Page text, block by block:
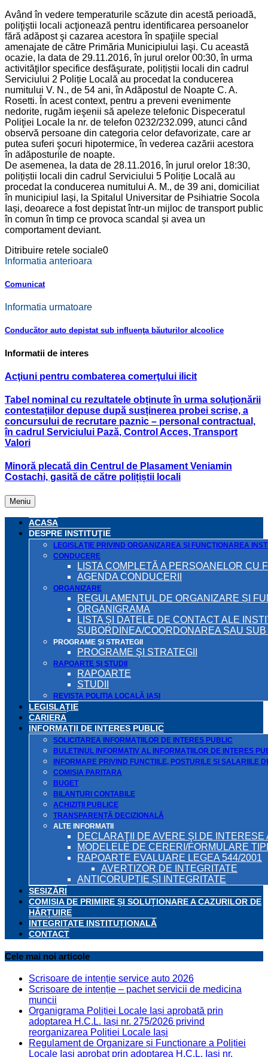
Având în vedere temperaturile scăzute din acestă perioadă,
poliţiştii locali acţionează pentru identificarea persoanelor
fără adăpost şi cazarea acestora în spaţiile special
amenajate de către Primăria Municipiului Iaşi. Cu această
ocazie, la data de 29.11.2016, în jurul orelor 00:30, în urma
activităţilor specifice desfăşurate, polițiștii locali din cadrul
Serviciului 2 Poliție Locală au procedat la conducerea
numitului V. N., de 54 ani, în Adăpostul de Noapte C. A.
Rosetti. În acest context, pentru a preveni evenimente
nedorite, rugăm ieşenii să apeleze telefonic Dispeceratul
Poliţiei Locale la nr. de telefon 0232/232.099, atunci când
observă persoane din categoria celor defavorizate, care ar
putea suferi şocuri hipotermice, în vederea cazării acestora
în adăposturile de noapte.
De asemenea, la data de 28.11.2016, în jurul orelor 18:30,
polițiștii locali din cadrul Serviciului 5 Poliție Locală au
procedat la conducerea numitului A. M., de 39 ani, domiciliat
în municipiul Iași, la Spitalul Universitar de Psihiatrie Socola
Iași, deoarece a fost depistat într-un mijloc de transport public
în comun în timp ce provoca scandal și avea un
comportament deviant.
Ditribuire retele sociale0
Informatia anterioara
Comunicat
Informatia urmatoare
Conducător auto depistat sub influenţa băuturilor alcoolice
Informatii de interes
Acţiuni pentru combaterea comerţului ilicit
Tabel nominal cu rezultatele obținute în urma soluționării
contestațiilor depuse după susținerea probei scrise, a
concursului de recrutare paznic – personal contractual,
în cadrul Serviciului Pază, Control Acces, Transport
Valori
Minoră plecată din Centrul de Plasament Veniamin
Costachi, gasită de către polițiștii locali
Meniu
ACASA
DESPRE INSTITUŢIE
LEGISLAŢIE PRIVIND ORGANIZAREA ŞI FUNCŢIONAREA
CONDUCERE
LISTA COMPLETĂ A PERSOANELOR CU
AGENDA CONDUCERII
ORGANIZARE
REGULAMENTUL DE ORGANIZARE ȘI
ORGANIGRAMA
LISTA ŞI DATELE DE CONTACT ALE
SUBORDINEA/COORDONAREA SAU
PROGRAME ŞI STRATEGII
PROGRAME ŞI STRATEGII
RAPOARTE ŞI STUDII
RAPOARTE
STUDII
REVISTA POLIȚIA LOCALĂ IAȘI
LEGISLAȚIE
CARIERA
INFORMAŢII DE INTERES PUBLIC
SOLICITAREA INFORMAŢIILOR DE INTERES PUBLIC
BULETINUL INFORMATIV AL INFORMAŢIILOR DE INTERES
INFORMARE PRIVIND FUNCTIILE, POSTURILE SI
COMISIA PARITARA
BUGET
BILANŢURI CONTABILE
ACHIZIȚII PUBLICE
TRANSPARENȚĂ DECIZIONALĂ
ALTE INFORMATII
DECLARAŢII DE AVERE ŞI DE
MODELELE DE CERERI/FORMULARE
RAPOARTE EVALUARE LEGEA 544/2001
AVERTIZOR DE INTEGRITATE
ANTICORUPȚIE ȘI INTEGRITATE
SESIZĂRI
COMISIA DE PRIMIRE ȘI SOLUȚIONARE A CAZURILOR DE
HĂRȚUIRE
INTEGRITATE INSTITUȚIONALĂ
CONTACT
Cele mai noi articole
Scrisoare de intenție service auto 2026
Scrisoare de intenție – pachet servicii de medicina
muncii
Organigrama Poliției Locale Iași aprobată prin
adoptarea H.C.L. Iași nr. 275/2026 privind
reorganizarea Poliției Locale Iași
Regulament de Organizare și Funcționare a Poliției
Locale Iași aprobat prin adoptarea H.C.L. Iași nr.